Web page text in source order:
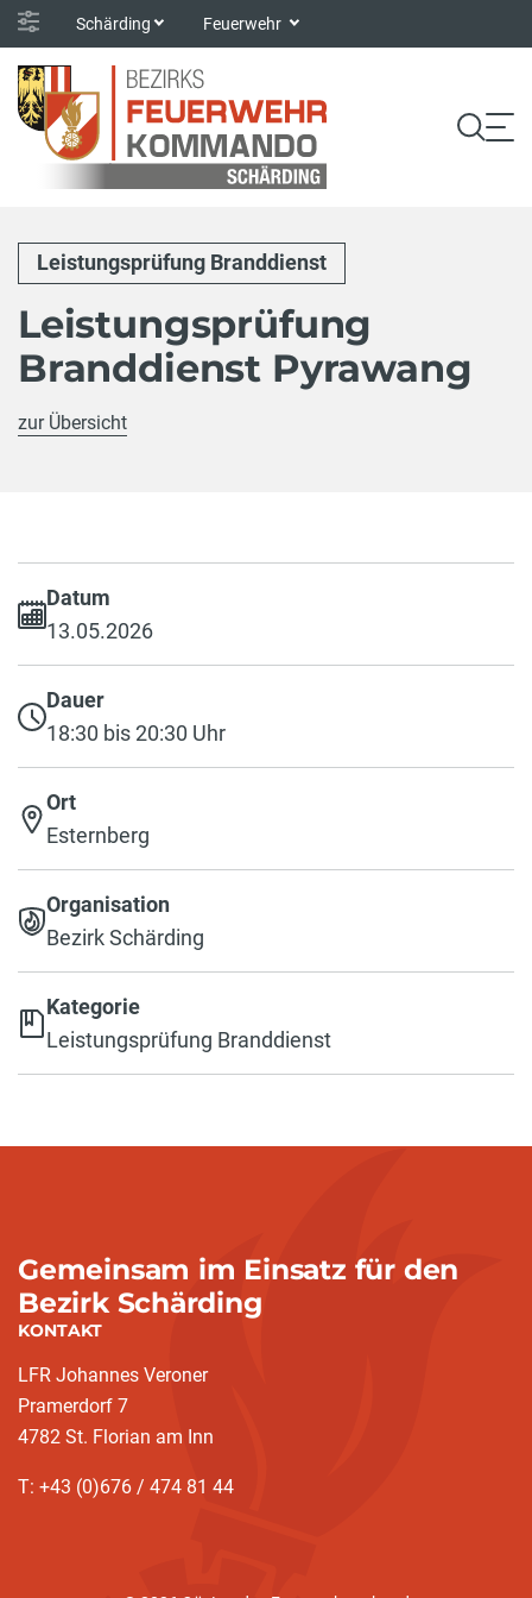
Schärding Feuerwehr
Leistungsprüfung Branddienst
Leistungsprüfung
Branddienst Pyrawang
zur Übersicht
Datum
13.05.2026
Dauer
18:30 bis 20:30 Uhr
Ort
Esternberg
Organisation
Bezirk Schärding
Kategorie
Leistungsprüfung Branddienst
Gemeinsam im Einsatz für den
Bezirk Schärding
KONTAKT
LFR Johannes Veroner
Pramerdorf 7
4782 St. Florian am Inn
T: +43 (0)676 / 474 81 44